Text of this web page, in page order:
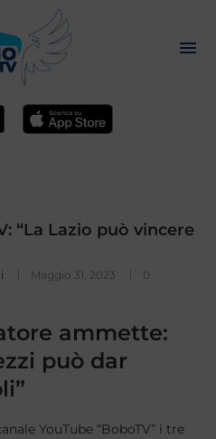
“La Lazio può vincere
Maggio 31, 2023
0
ammette:
può dar
YouTube “BoboTV” i tre